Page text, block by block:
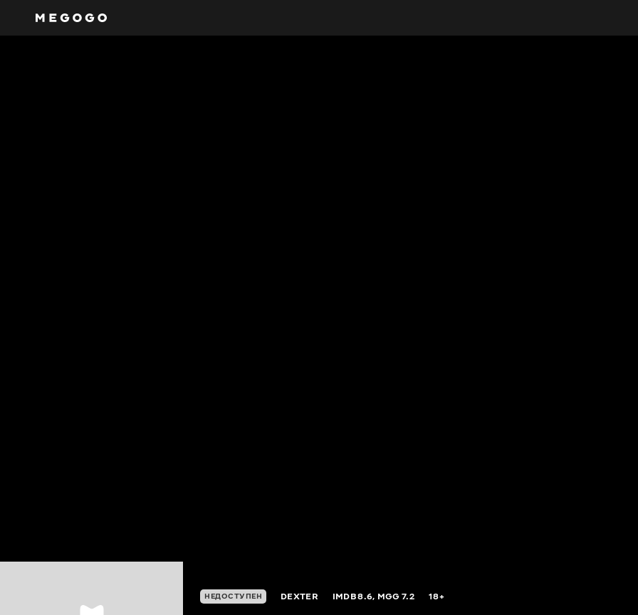
НЕДОСТУПЕН DEXTER IMDB8.6, MGG7.2 18+